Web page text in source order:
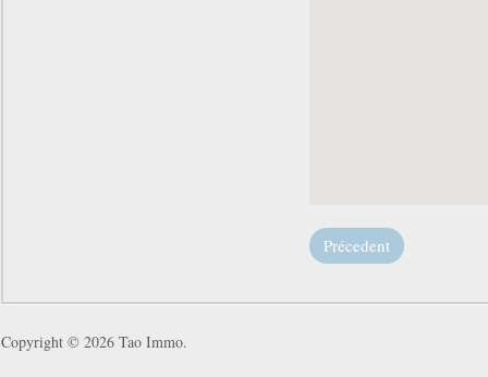
Précedent
Copyright © 2026 Tao Immo.